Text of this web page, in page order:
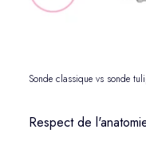
Sonde classique vs sonde
Respect de